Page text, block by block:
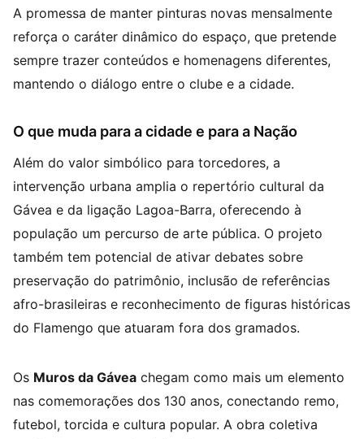
A promessa de manter pinturas novas mensalmente
reforça o caráter dinâmico do espaço, que pretende
sempre trazer conteúdos e homenagens diferentes,
mantendo o diálogo entre o clube e a cidade.
O que muda para a cidade e para a Nação
Além do valor simbólico para torcedores, a
intervenção urbana amplia o repertório cultural da
Gávea e da ligação Lagoa-Barra, oferecendo à
população um percurso de arte pública. O projeto
também tem potencial de ativar debates sobre
preservação do patrimônio, inclusão de referências
afro-brasileiras e reconhecimento de figuras históricas
do Flamengo que atuaram fora dos gramados.
Os Muros da Gávea chegam como mais um elemento
nas comemorações dos 130 anos, conectando remo,
futebol, torcida e cultura popular. A obra coletiva